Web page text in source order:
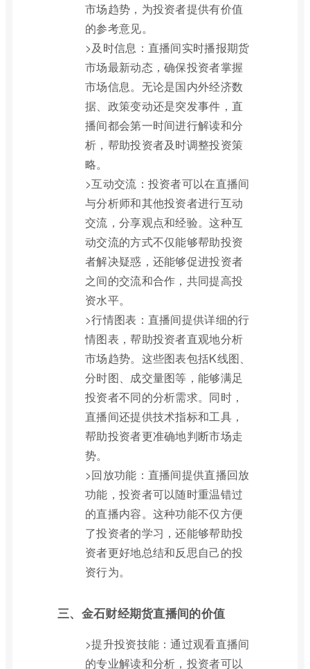
市场趋势，为投资者提供有价值
的参考意见。
>及时信息：直播间实时播报期货
市场最新动态，确保投资者掌握
市场信息。无论是国内外经济数
据、政策变动还是突发事件，直
播间都会第一时间进行解读和分
析，帮助投资者及时调整投资策
略。
>互动交流：投资者可以在直播间
与分析师和其他投资者进行互动
交流，分享观点和经验。这种互
动交流的方式不仅能够帮助投资
者解决疑惑，还能够促进投资者
之间的交流和合作，共同提高投
资水平。
>行情图表：直播间提供详细的行
情图表，帮助投资者直观地分析
市场趋势。这些图表包括K线图、
分时图、成交量图等，能够满足
投资者不同的分析需求。同时，
直播间还提供技术指标和工具，
帮助投资者更准确地判断市场走
势。
>回放功能：直播间提供直播回放
功能，投资者可以随时重温错过
的直播内容。这种功能不仅方便
了投资者的学习，还能够帮助投
资者更好地总结和反思自己的投
资行为。
三、金石财经期货直播间的价值
>提升投资技能：通过观看直播间
的专业解读和分析，投资者可以